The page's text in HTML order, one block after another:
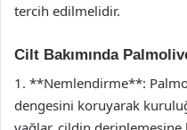
tercih edilmelidir.
Cilt Bakımında
1. **Nemlendirme**:
dengesini koruyarak